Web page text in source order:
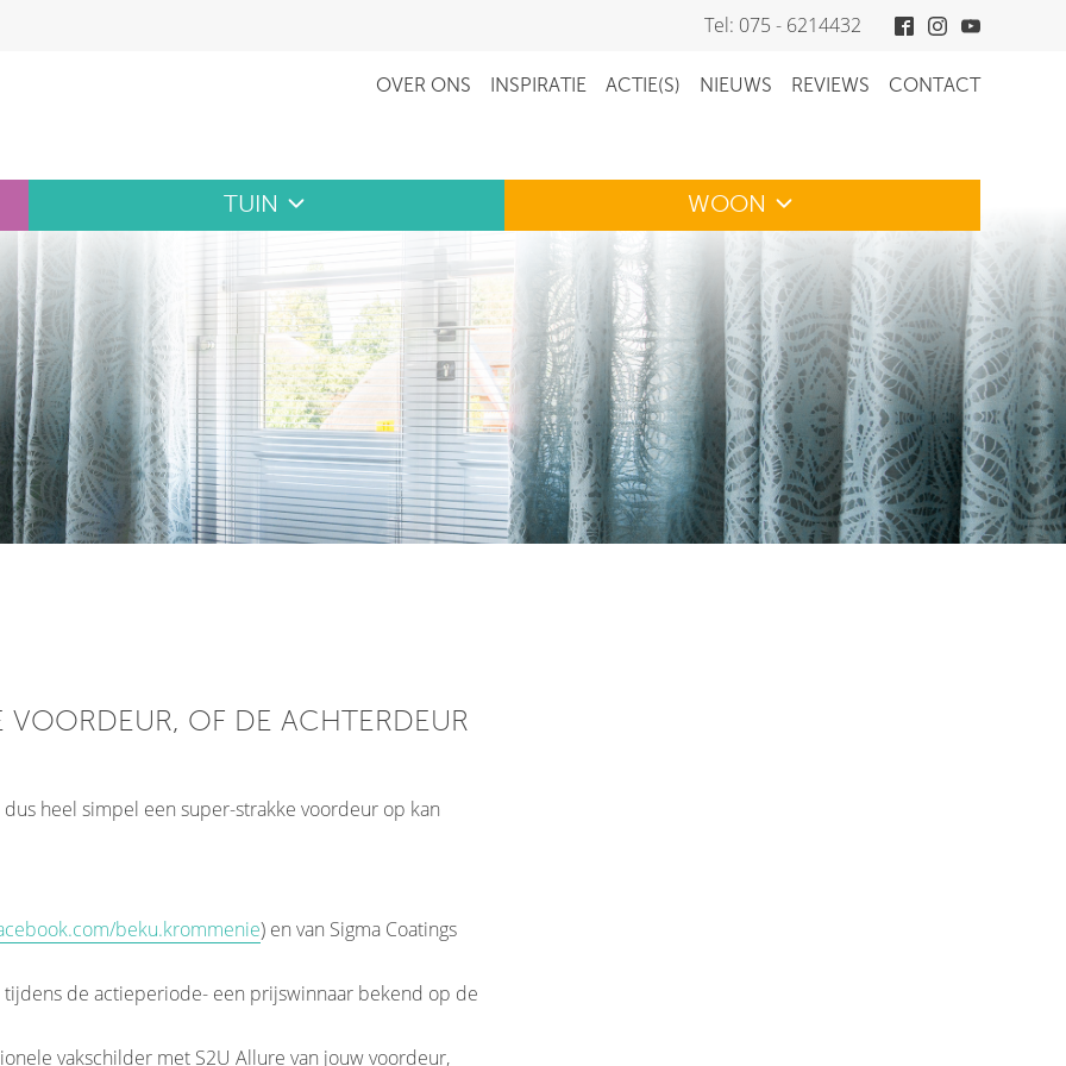
Tel: 075 - 6214432
OVER ONS INSPIRATIE ACTIE(S) NIEUWS REVIEWS CONTACT
TUIN WOON
OF DE ACHTERDEUR
heel simpel een super-strakke voordeur op kan
beku.krommenie) en van Sigma Coatings
de actieperiode- een prijswinnaar bekend op de
vakschilder met S2U Allure van jouw voordeur,